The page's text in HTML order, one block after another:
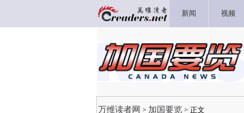
新闻 视频
万维读者网 > 加国要览 > 正文